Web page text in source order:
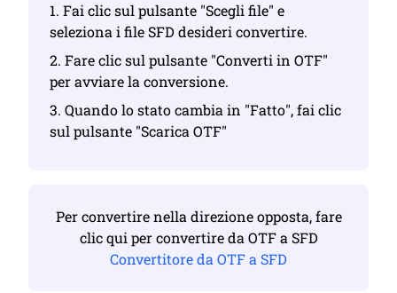
1. Fai clic sul pulsante "Scegli file" e
seleziona i file SFD desideri convertire.
2. Fare clic sul pulsante "Converti in OTF"
per avviare la conversione.
3. Quando lo stato cambia in "Fatto", fai clic
sul pulsante "Scarica OTF"
Per convertire nella direzione opposta, fare
clic qui per convertire da OTF a SFD
Convertitore da OTF a SFD